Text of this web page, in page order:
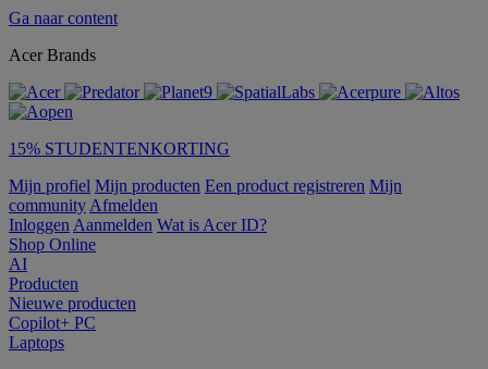
Ga naar content
Acer Brands
15% STUDENTENKORTING
Mijn profiel Mijn producten Een product registreren Mijn
community Afmelden
Inloggen Aanmelden Wat is Acer ID?
Shop Online
AI
Producten
Nieuwe producten
Copilot+ PC
Laptops